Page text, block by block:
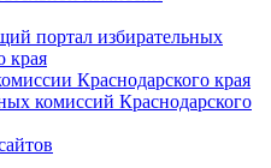
портал избирательных
края
Краснодарского края
комиссий Краснодарского